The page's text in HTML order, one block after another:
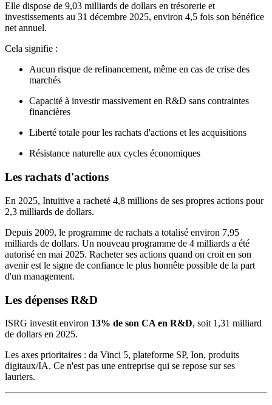
Elle dispose de 9,03 milliards de dollars en trésorerie et
investissements au 31 décembre 2025, environ 4,5 fois son bénéfice
net annuel.
Cela signifie :
Aucun risque de refinancement, même en cas de crise des
marchés
Capacité à investir massivement en R&D sans contraintes
financières
Liberté totale pour les rachats d'actions et les acquisitions
Résistance naturelle aux cycles économiques
Les rachats d'actions
En 2025, Intuitive a racheté 4,8 millions de ses propres actions pour
2,3 milliards de dollars.
Depuis 2009, le programme de rachats a totalisé environ 7,95
milliards de dollars. Un nouveau programme de 4 milliards a été
autorisé en mai 2025. Racheter ses actions quand on croit en son
avenir est le signe de confiance le plus honnête possible de la part
d'un management.
Les dépenses R&D
ISRG investit environ 13% de son CA en R&D, soit 1,31 milliard
de dollars en 2025.
Les axes prioritaires : da Vinci 5, plateforme SP, Ion, produits
digitaux/IA. Ce n'est pas une entreprise qui se repose sur ses
lauriers.